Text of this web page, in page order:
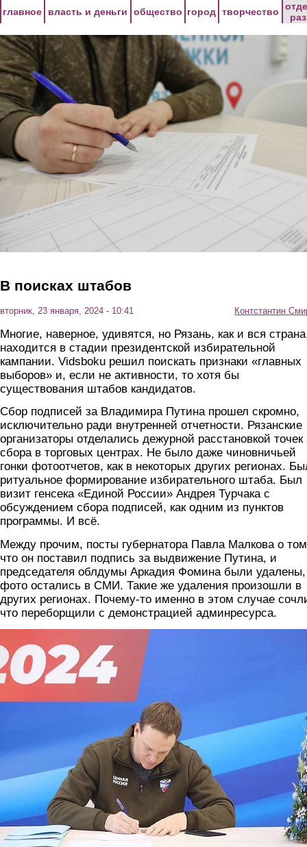
главное власть и деньги общество город творчество
В поисках штабов
вторник, 23 января, 2024 - 10:41 Контстантин
Многие, наверное, удивятся, но Рязань, как и вся
находится в стадии президентской избирательной
кампании. Vidsboku решил поискать признаки «главных
выборов» и, если не активности, то хотя бы
существования штабов кандидатов.
Сбор подписей за Владимира Путина прошел скромно,
исключительно ради внутренней отчетности. Рязанские
организаторы отделались дежурной расстановкой точек
сбора в торговых центрах. Не было даже чиновничьей
гонки фотоотчетов, как в некоторых других регионах.
ритуальное формирование избирательного штаба. Был
визит генсека «Единой России» Андрея Турчака с
обсуждением сбора подписей, как одним из пунктов
программы. И всё.
Между прочим, посты губернатора Павла Малкова о
что он поставил подпись за выдвижение Путина, и
председателя облдумы Аркадия Фомина были
фото остались в СМИ. Такие же удаления произошли в
других регионах. Почему-то именно в этом случае
что переборщили с демонстрацией админресурса.